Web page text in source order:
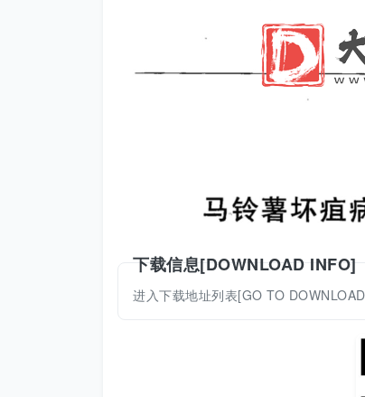
下载信息[DOWNLOAD INFO]
进入下载地址列表[GO TO